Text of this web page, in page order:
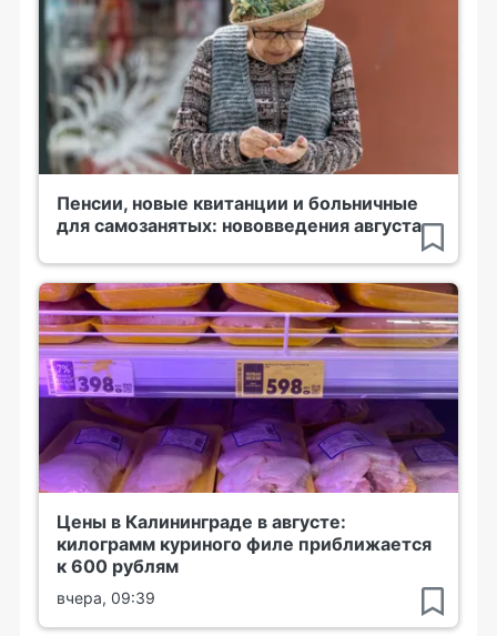
Пенсии, новые квитанции и больничные
для самозанятых: нововведения августа
Цены в Калининграде в августе:
килограмм куриного филе приближается
к 600 рублям
вчера, 09:39